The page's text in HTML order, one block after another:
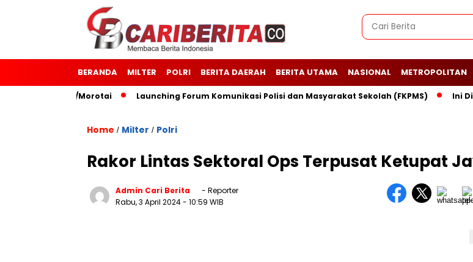
BERANDA MILTER POLRI BERITA DAERAH BERITA UTAMA NASIONAL METROPOLITAN
Kodim 1514/Morotai Launching Forum Komunikasi Polisi dan Masyarakat Sekolah (FKPMS) Ini Dia
Home / Milter / Polri
Rakor Lintas Sektoral Ops Terpusat Ketupat
Admin Cari Berita
- Reporter
Rabu, 3 April 2024- 10:59 WIB